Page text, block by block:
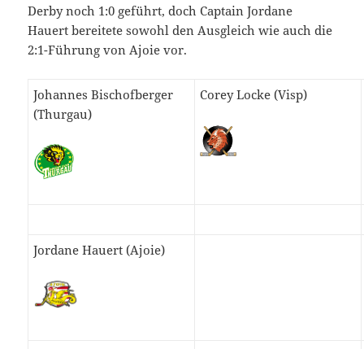
Derby noch 1:0 geführt, doch Captain Jordane
Hauert bereitete sowohl den Ausgleich wie auch die
2:1-Führung von Ajoie vor.
Johannes Bischofberger
(Thurgau)
Corey Locke (Visp)
Jordane Hauert (Ajoie)